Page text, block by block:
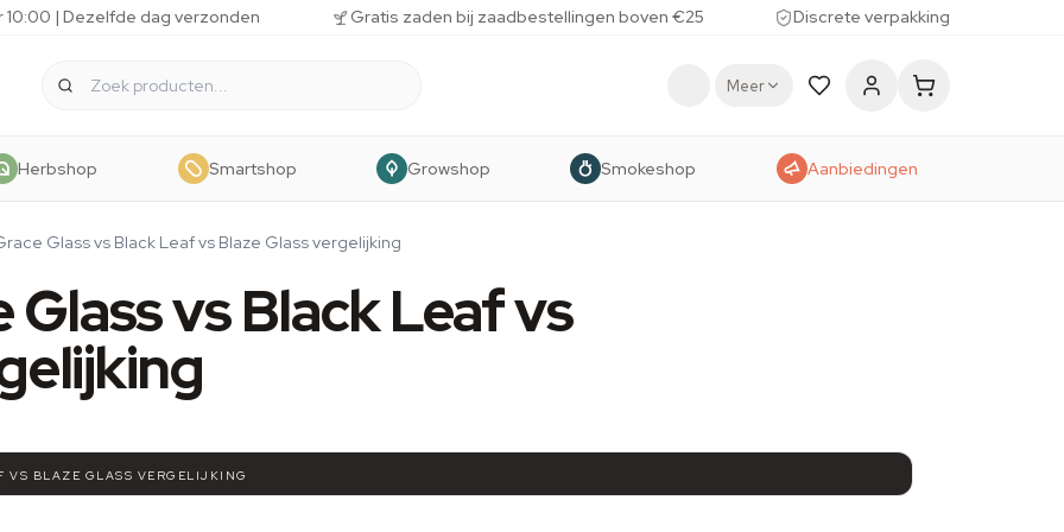
10:00 | Dezelfde dag verzonden Gratis zaden bij zaadbestellingen boven €25 Discrete verpakking
Meer
Herbshop Smartshop Growshop Smokeshop Aanbiedingen
Glass vs Black Leaf vs Blaze Glass vergelijking
Glass vs Black Leaf vs
VS BLAZE GLASS VERGELIJKING